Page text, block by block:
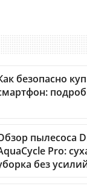
безопасно
пылесоса
Pro:
без